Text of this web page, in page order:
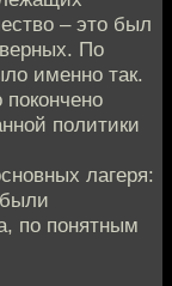
– это был
По
именно так.
политики
лагеря:
по понятным